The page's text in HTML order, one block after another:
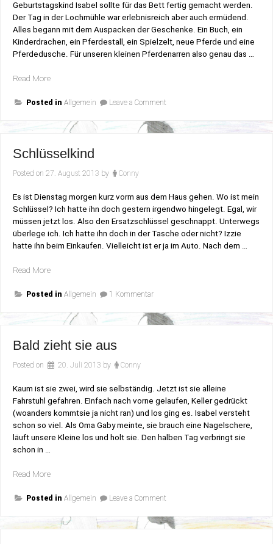
Geburtstagskind Isabel sollte für das Bett fertig gemacht werden.
Der Tag in der Lochmühle war erlebnisreich aber auch ermüdend.
Alles begann mit dem Auspacken der Geschenke. Ein Buch, ein
Kinderdrachen, ein Pferdestall, ein Spielzelt, neue Pferde und eine
Pferdedusche. Für unseren kleinen Pferdenarren also genau das …
Read More„Panische
am
Posted in Allgemein Leave a Comment
am
Geburtstagsabend
Schlüsselkind
Posted on 27. August 2013 by Conny
Es ist Dienstag morgen kurz vorm aus dem Haus gehen. Wo ist mein
Schlüssel? Ich hatte ihn doch gestern irgendwo hingelegt. Egal, wir
müssen jetzt los. Also den Ersatzschlüssel geschnappt. Unterwegs
überlege ich. Ich hatte ihn doch in der Tasche oder nicht? Izzie
hatte ihn beim Einkaufen. Vielleicht ist er ja im Auto. Nach dem …
Read More„Schlüsselkind“
Posted in Allgemein 1 Kommentarzu
Bald zieht sie aus
Posted on 20. Juli 2013 by Conny
Kaum ist sie zwei, wird sie selbständig. Jetzt ist sie alleine
Fahrstuhl gefahren. EInfach nach vorne gelaufen, Keller gedrückt
(woanders kommtsie ja nicht ran) und los ging es. Isabel versteht
schon so viel. Als Oma Gaby meinte, sie brauch eine Nagelschere,
läuft unsere Kleine los und holt sie. Den halben Tag verbringt sie
schon in …
Read More„Bald
sie
Posted in Allgemein Leave a Comment
sie
aus